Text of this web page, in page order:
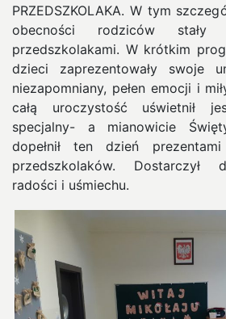
PRZEDSZKOLAKA. W tym
obecności rodziców stały
przedszkolakami. W krótkim
dzieci zaprezentowały swoje
niezapomniany, pełen emocji i
całą uroczystość uświetnił
specjalny- a mianowicie
dopełnił ten dzień
przedszkolaków. Dostarczył
radości i uśmiechu.